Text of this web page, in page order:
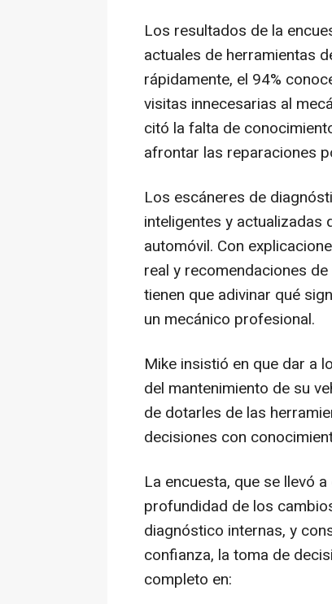
Los resultados de la
actuales de herramientas
rápidamente, el 94%
visitas innecesarias al
citó la falta de
afrontar las reparaciones
Los escáneres de
inteligentes y actualizadas
automóvil. Con
real y recomendaciones
tienen que adivinar qué
un mecánico profesional.
Mike insistió en que dar a
del mantenimiento de su
de dotarles de las
decisiones con
La encuesta, que se llevó
profundidad de los
diagnóstico internas, y
confianza, la toma de
completo en: